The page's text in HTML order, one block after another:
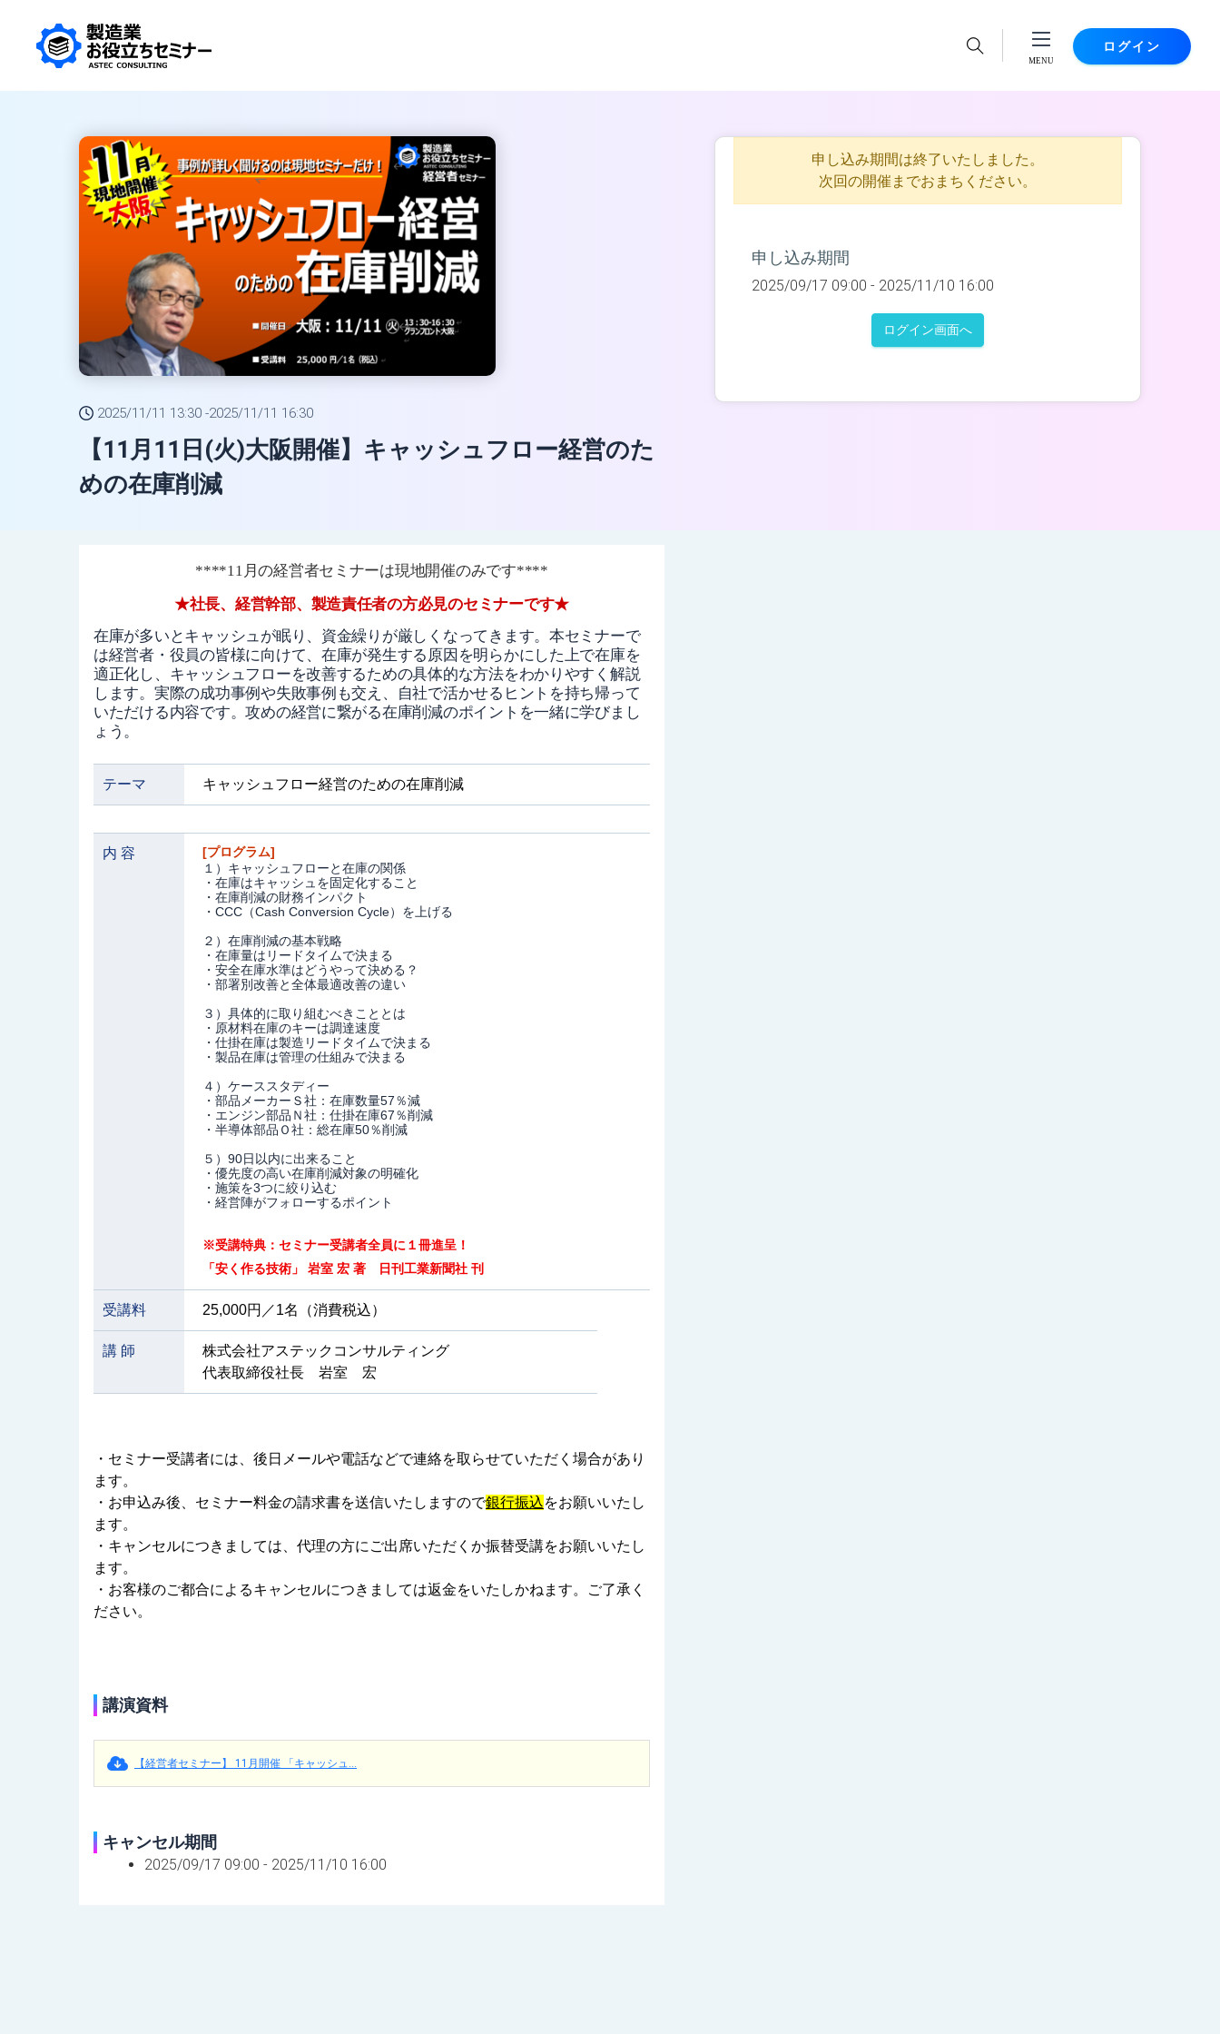
ログイン
トップページ
お問い合わせ
2025/11/11 13:30 -2025/11/11 16:30
【11月11日(火)大阪開催】キャッシュフロー経営のた
めの在庫削減
****11月の経営者セミナーは現地開催のみです****
★社長、経営幹部、製造責任者の方必見のセミナーです★
在庫が多いとキャッシュが眠り、資金繰りが厳しくなってきます。本セミナーで
は経営者・役員の皆様に向けて、在庫が発生する原因を明らかにした上で在庫を
適正化し、キャッシュフローを改善するための具体的な方法をわかりやすく解説
します。実際の成功事例や失敗事例も交え、自社で活かせるヒントを持ち帰って
いただける内容です。攻めの経営に繋がる在庫削減のポイントを一緒に学びまし
ょう。
テーマ キャッシュフロー経営のための在庫削減
内 容 [プログラム]
１）キャッシュフローと在庫の関係
・在庫はキャッシュを固定化すること
・在庫削減の財務インパクト
・ CCC （Cash Conversion Cycle）を上げる
２）在庫削減の基本戦略
・在庫量はリードタイムで決まる
・安全在庫水準はどうやって決める？
・部署別改善と全体最適改善の違い
３）具体的に取り組むべきこととは
・原材料在庫のキーは調達速度
・仕掛在庫は製造リードタイムで決まる
・製品在庫は管理の仕組みで決まる
４）ケーススタディー
・部品メーカーＳ社：在庫数量57％減
・エンジン部品Ｎ社：仕掛在庫67％削減
・半導体部品Ｏ社：総在庫50％削減
５） 90日以内に出来ること
・優先度の高い在庫削減対象の明確化
・施策を3つに絞り込む
・経営陣がフォローするポイント
※受講特典：セミナー受講者全員に１冊進呈！
「安く作る技術」 岩室 宏 著 日刊工業新聞社 刊
受講料 25,000円／1名（消費税込）
講 師
株式会社アステックコンサルティング
代表取締役社長 岩室 宏
・セミナー受講者には、後日メールや電話などで連絡を取らせていただく場合があり
ます。
・お申込み後、セミナー料金の請求書を送信いたしますので銀行振込をお願いいたし
ます。
・キャンセルにつきましては、代理の方にご出席いただくか振替受講をお願いいたし
ます。
・お客様のご都合によるキャンセルにつきましては返金をいたしかねます。ご了承く
ださい。
講演資料
【経営者セミナー】 11月開催 「キャッシュ...
キャンセル期間
2025/09/17 09:00 - 2025/11/10 16:00
申し込み期間は終了いたしました。
次回の開催までおまちください。
申し込み期間
2025/09/17 09:00 - 2025/11/10 16:00
ログイン画面へ